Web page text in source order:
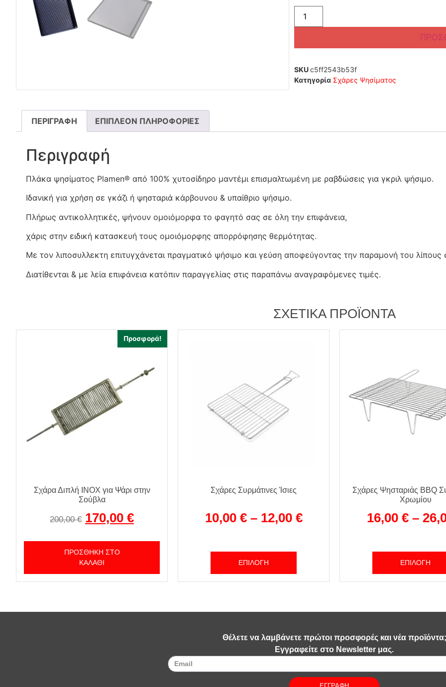
SKUc5ff2543b53f
Κατηγορία Σχάρες Ψησίματος
ΠΕΡΙΓΡΑΦΉ ΕΠΙΠΛΈΟΝ ΠΛΗΡΟΦΟΡΊΕΣ
Περιγραφή
Πλάκα ψησίματος Plamen® από 100% χυτοσίδηρο μαντέμι επισμαλτωμένη με ραβδώσεις για γκριλ ψήσιμο.
Ιδανική για χρήση σε γκάζι ή ψησταριά κάρβουνου & υπαίθριο ψήσιμο.
Πλήρως αντικολλητικές, ψήνουν ομοιόμορφα το φαγητό σας σε όλη την επιφάνεια,
χάρις στην ειδική κατασκευή τους ομοιόμορφης απορρόφησης θερμότητας.
Με τον λιποσυλλεκτη επιτυγχάνεται πραγματικό ψήσιμο και γεύση αποφεύγοντας την παραμονή του λίπους
Διατίθενται & με λεία επιφάνεια κατόπιν παραγγελίας στις παραπάνω αναγραφόμενες τιμές.
ΣΧΕΤΙΚΆ ΠΡΟΪΌΝΤΑ
Προσφορά!
Σχάρα Διπλή INOX για Ψάρι στην
Σούβλα
200,00€ 170,00 €
ΠΡΟΣΘΉΚΗ ΣΤΟ
ΚΑΛΆΘΙ
Σχάρες Συρμάτινες Ίσιες
10,00 € – 12,00 €
ΕΠΙΛΟΓΉ
Σχάρες Ψησταριάς BBQ
Χρωμίου
16,00 € –
ΕΠΙΛΟΓΉ
Θέλετε να λαμβάνετε πρώτοι προσφορές και νέα προϊόντα;
Εγγραφείτε στο Newsletter μας.